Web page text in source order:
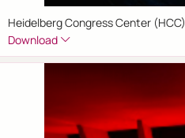
Heidelberg Congress Center (HCC)
Download